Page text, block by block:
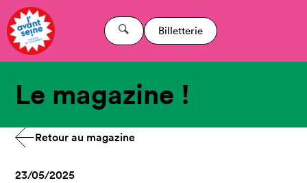
Billetterie
Le magazine !
Retour au magazine
23/05/2025